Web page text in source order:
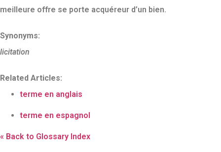
meilleure offre se porte acquéreur d’un bien.
Synonyms:
licitation
Related Articles:
terme en anglais
terme en espagnol
« Back to Glossary Index